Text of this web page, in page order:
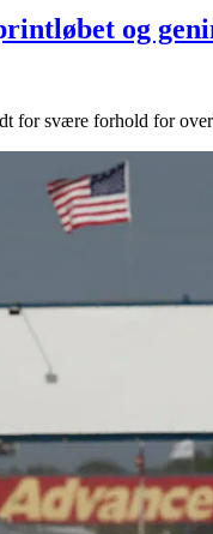
og
for svære forhold for